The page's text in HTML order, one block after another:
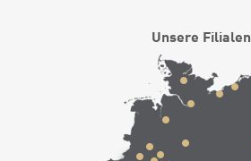
Unsere Filialen